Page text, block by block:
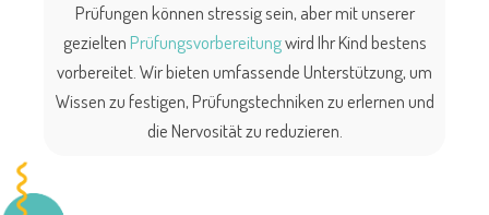
Prüfungen können stressig sein, aber mit unserer
gezieltenPrüfungsvorbereitungwird Ihr Kind bestens
vorbereitet. Wir bieten umfassende Unterstützung, um
Wissen zu festigen, Prüfungstechniken zu erlernen und
die Nervosität zu reduzieren.